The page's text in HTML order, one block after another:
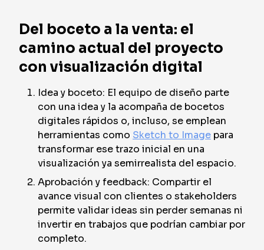
Del boceto a la venta: el
camino actual del proyecto
con visualización digital
Idea y boceto: El equipo de diseño parte
con una idea y la acompaña de bocetos
digitales rápidos o, incluso, se emplean
herramientas como Sketch to Image para
transformar ese trazo inicial en una
visualización ya semirrealista del espacio.
Aprobación y feedback: Compartir el
avance visual con clientes o stakeholders
permite validar ideas sin perder semanas ni
invertir en trabajos que podrían cambiar por
completo.